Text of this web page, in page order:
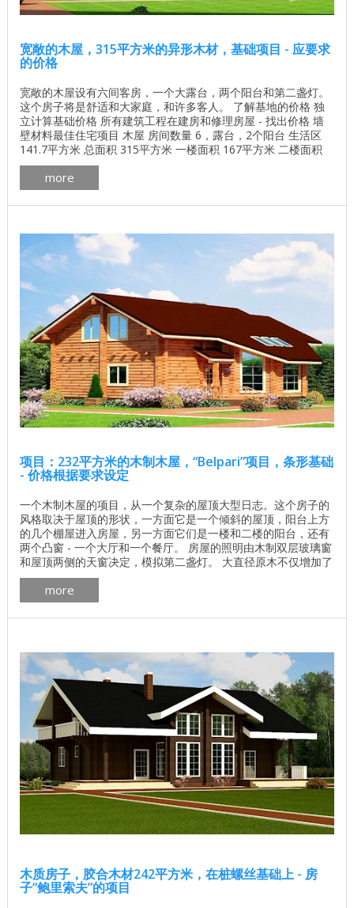
宽敞的木屋，315平方米的异形木材，基础项目 - 应要求
的价格
宽敞的木屋设有六间客房，一个大露台，两个阳台和第二盏灯。
这个房子将是舒适和大家庭，和许多客人。 了解基地的价格 独
立计算基础价格 所有建筑工程在建房和修理房屋 - 找出价格 墙
壁材料最佳住宅项目 木屋 房间数量 6，露台，2个阳台 生活区
141.7平方米 总面积 315平方米 一楼面积 167平方米 二楼面积
146平方米 墙体材料的体积 163.7立方米 一套墙壁材料，其他选
项也是可能的。 异形木条200x150的天然水分 3D全景的木屋
（左键单击，你可以从任何一侧看到房子） ...
more
项目：232平方米的木制木屋，“Belpari”项目，条形基础
- 价格根据要求设定
一个木制木屋的项目，从一个复杂的屋顶大型日志。这个房子的
风格取决于屋顶的形状，一方面它是一个倾斜的屋顶，阳台上方
的几个棚屋进入房屋，另一方面它们是一楼和二楼的阳台，还有
两个凸窗 - 一个大厅和一个餐厅。 房屋的照明由木制双层玻璃窗
和屋顶两侧的天窗决定，模拟第二盏灯。 大直径原木不仅增加了
房屋的隔热特性，而且使其更加坚固和坚固。 房屋的布局和每个
房间的目的可以根据客户的意愿改变。 了解基地的价格 独立计
算基础价格 所有建筑工程在建房和修理房屋 - 找出价格 木屋的
最佳项目 墙壁材料最佳住宅项目 ...
more
木质房子，胶合木材242平方米，在桩螺丝基础上 - 房
子“鲍里索夫”的项目